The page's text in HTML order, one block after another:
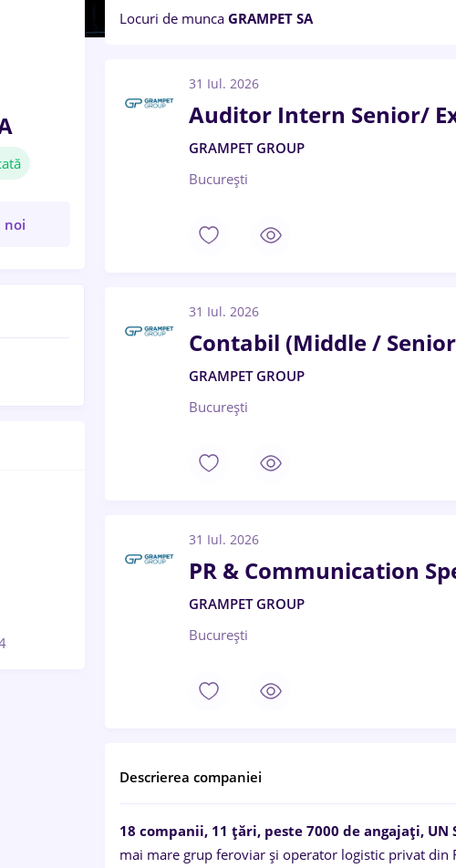
noi
Locuri de munca GRAMPET SA
31 Iul. 2026
Auditor Intern Senior/
GRAMPET GROUP
București
31 Iul. 2026
Contabil (Middle /
GRAMPET GROUP
București
31 Iul. 2026
PR & Communication
GRAMPET GROUP
București
Descrierea companiei
18 companii, 11 țări, peste 7000 de angajați, UN
mai mare grup feroviar şi operator logistic privat din